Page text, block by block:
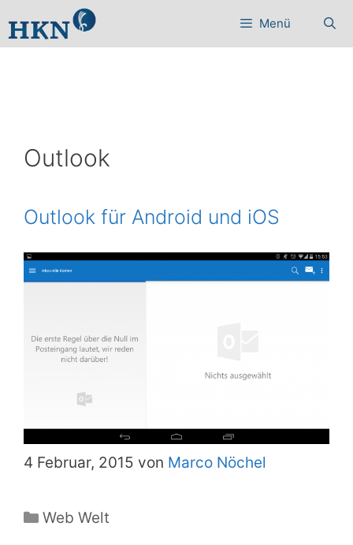
Inhalt
Menü
Outlook
Outlook für Android und iOS
4 Februar, 2015 von Marco Nöchel
Kategorien
Web Welt